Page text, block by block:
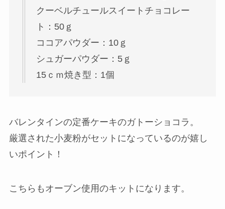
クーベルチュールスイートチョコレー
ト：50ｇ
ココアパウダー：10ｇ
シュガーパウダー：5ｇ
15ｃｍ焼き型：1個
バレンタインの定番ケーキのガトーショコラ。
厳選された小麦粉がセットになっているのが嬉し
いポイント！
こちらもオーブン使用のキットになります。